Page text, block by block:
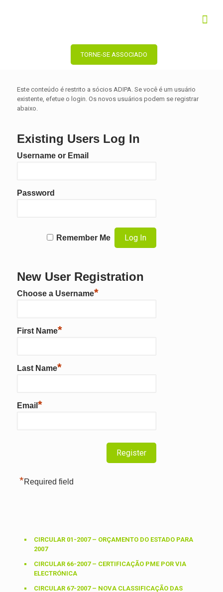
TORNE-SE ASSOCIADO
Este conteúdo é restrito a sócios ADIPA. Se você é um usuário
existente, efetue o login. Os novos usuários podem se registrar
abaixo.
Existing Users Log In
Username or Email
Password
Remember Me
New User Registration
Choose a Username*
First Name*
Last Name*
Email *
*Required field
CIRCULAR 01-2007 – ORÇAMENTO DO ESTADO PARA
2007
CIRCULAR 66-2007 – CERTIFICAÇÃO PME POR VIA
ELECTRÓNICA
CIRCULAR 67-2007 – NOVA CLASSIFICAÇÃO DAS